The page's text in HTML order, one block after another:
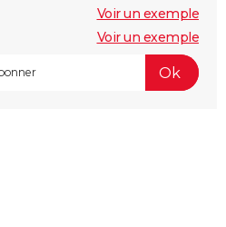
Voir un exemple
Voir un exemple